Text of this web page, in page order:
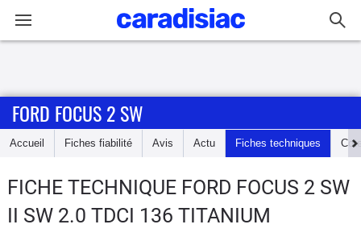
Accueil
Essais
FORD FOCUS 2 SW
Accueil Fiches fiabilité Avis Actu Fiches techniques
FICHE TECHNIQUE FORD FOCUS 2 SW
II SW 2.0 TDCI 136 TITANIUM